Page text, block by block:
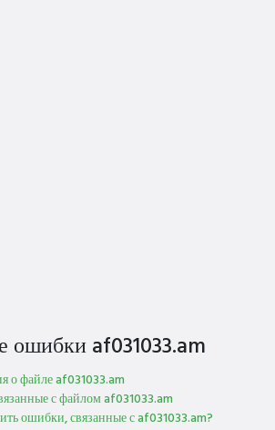
ошибки af031033.am
о файле af031033.am
с файлом af031033.am
ошибки, связанные с af031033.am?